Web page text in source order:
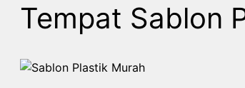
Tempat Sablon